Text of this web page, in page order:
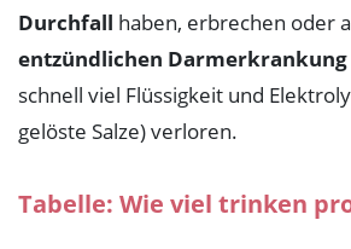
Durchfall haben, erbrechen oder
entzündlichen Darmerkrankung
schnell viel Flüssigkeit und
gelöste Salze) verloren.
Tabelle: Wie viel trinken